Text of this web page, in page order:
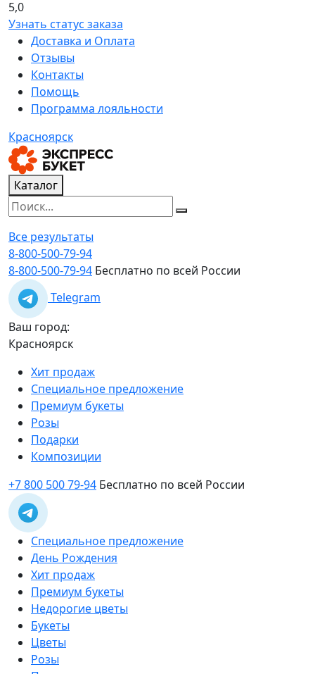
5,0
Узнать статус заказа
Доставка и Оплата
Отзывы
Контакты
Помощь
Программа лояльности
Красноярск
Каталог
Все результаты
8-800-500-79-94
8-800-500-79-94 Бесплатно по всей России
Telegram
Ваш город:
Красноярск
Хит продаж
Специальное предложение
Премиум букеты
Розы
Подарки
Композиции
+7 800 500 79-94 Бесплатно по всей России
Специальное предложение
День Рождения
Хит продаж
Премиум букеты
Недорогие цветы
Букеты
Цветы
Розы